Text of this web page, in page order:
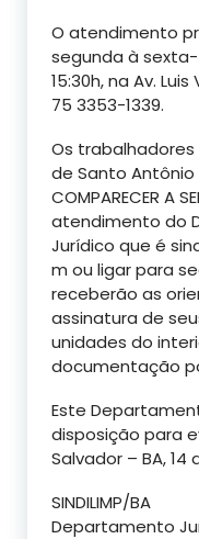
O atendimento
segunda à
15:30h, na Av.
75 3353-1339.
Os
de Santo Antônio
COMPARECER A
atendimento do
Jurídico que é
m ou ligar para
receberão as
assinatura de
unidades do
documentação
Este
disposição para
Salvador – BA, 14
SINDILIMP/BA
Departamento